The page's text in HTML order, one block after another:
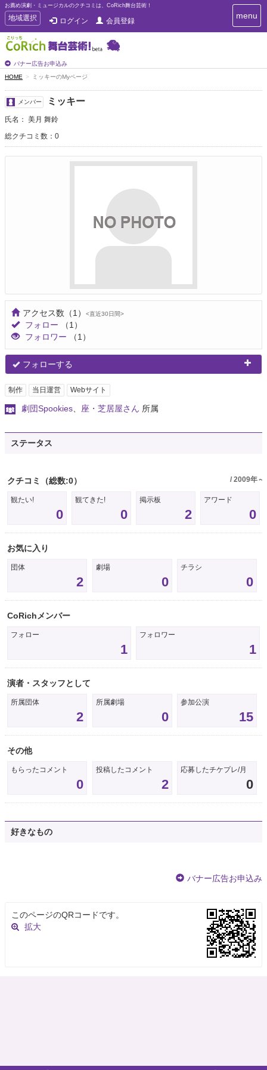
お薦め演劇・ミュージカルのクチコミは、CoRich舞台芸術！
T
o
g
g
e
n
a
v
i
g
t
i
地域選択 ログイン 会員登録
バナー広告お申込み
T
o
a
t
menu
HOME ミッキーのMyページ
メンバー ミッキー
氏名： 美月 舞鈴
総クチコミ数：0
アクセス数 （1） <直近30日間>
フォロー
（1）
フォロワー
（1）
フォローする
制作 当日運営 Webサイト
劇団Spookies 座・芝居屋さん 所属
ステータス
クチコミ （総数:0） / 2009年～
観たい!
0
観てきた!
0
掲示板
2
アワード
0
お気に入り
団体
2
劇場
0
チラシ
0
CoRichメンバー
フォロー
1
フォロワー
1
演者・スタッフとして
所属団体
2
所属劇場
0
参加公演
15
その他
もらったコメント
0
投稿したコメント
2
応募したチケプレ/月
0
好きなもの
バナー広告お申込み
このページのQRコードです。
拡大